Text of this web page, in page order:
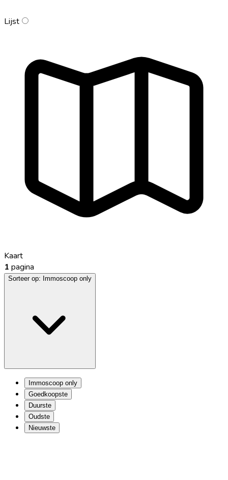
Lijst
Kaart
1 pagina
Sorteer op: Immoscoop only
Immoscoop only
Goedkoopste
Duurste
Oudste
Nieuwste